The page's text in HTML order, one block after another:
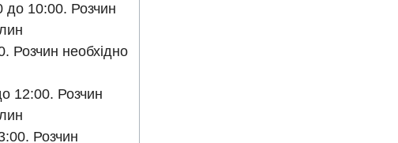
до 10:00. Розчин
Розчин необхідно
12:00. Розчин
Розчин